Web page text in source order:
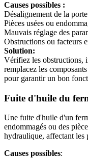
Causes possibles :
Désalignement de la
Pièces usées ou
Mauvais réglage des
Obstructions ou facteurs
Solution:
Vérifiez les obstructions,
remplacez les
pour garantir un bon
Fuite d'huile du
Une fuite d'huile d'un
endommagés ou des
hydraulique, affectant les
Causes possibles: